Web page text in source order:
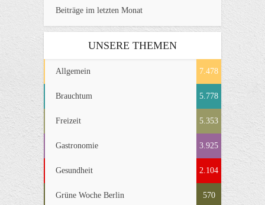
Beiträge im letzten Monat
UNSERE THEMEN
Allgemein 7.478
Brauchtum 5.778
Freizeit 5.353
Gastronomie 3.925
Gesundheit 2.104
Grüne Woche Berlin 570